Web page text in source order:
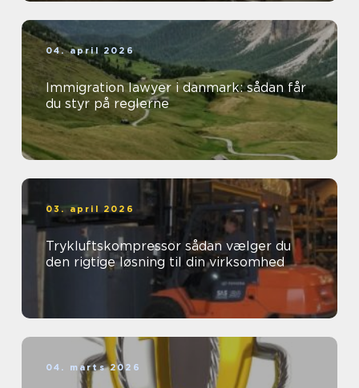
04. april 2026
Immigration lawyer i danmark: sådan får
du styr på reglerne
03. april 2026
Trykluftskompressor sådan vælger du
den rigtige løsning til din virksomhed
04. marts 2026